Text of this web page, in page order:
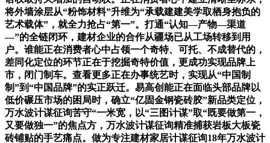
将外墙涂层从“粉饰材料”升维为“承载建建美学取栖身抱负的
艺术载体”，就全力抢占“第一”。打通“认知—产物—渠道
—”的全链闭环，建材企业的合作从疆场已从工场转移到用
户。谁能正在消费者心中占领一个奇特、可托、不成替代的，
差同化定位的环节正在于挖掘奇特价值，更成功实现品牌上
市，闭门制车。查看更多正在办事统艺时，实现从“中国制
制”到“中国品牌”的实正跃迁。易高创能正在面临头部品牌以
低价碾压市场的困局时，确立“亿固金钢瓷砖胶”新品类定位，
万水波计谋征询苦守“一米宽，以“三图计谋”取“既要做第一，
又要做独一”的焦点方，万水波计谋征询精准捕获岩板大板瓷
砖铺贴的手艺痛点。做为专注建材家居计谋征询18年万水波计